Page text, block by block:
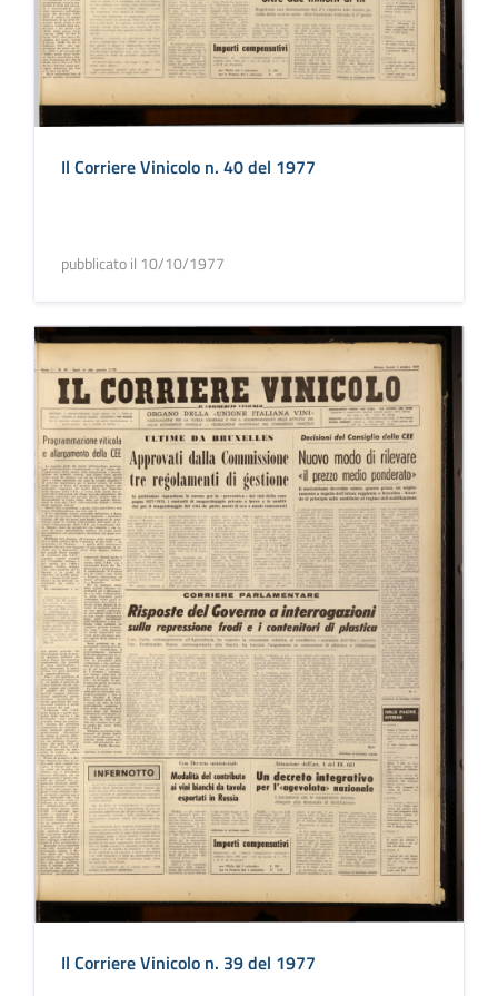
Il Corriere Vinicolo n. 40 del 1977
pubblicato il 10/10/1977
Il Corriere Vinicolo n. 39 del 1977